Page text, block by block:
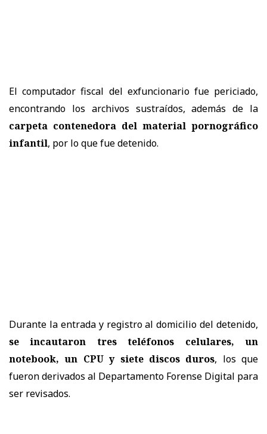
El computador fiscal del exfuncionario fue periciado,
encontrando los archivos sustraídos, además de la
carpeta contenedora del material pornográfico
infantil, por lo que fue detenido.
Durante la entrada y registro al domicilio del detenido,
se incautaron tres teléfonos celulares, un
notebook, un CPU y siete discos duros, los que
fueron derivados al Departamento Forense Digital para
ser revisados.